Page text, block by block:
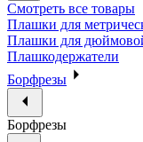
Смотреть все товары
Плашки для
Плашки для
Плашкодержатели
Борфрезы
Борфрезы